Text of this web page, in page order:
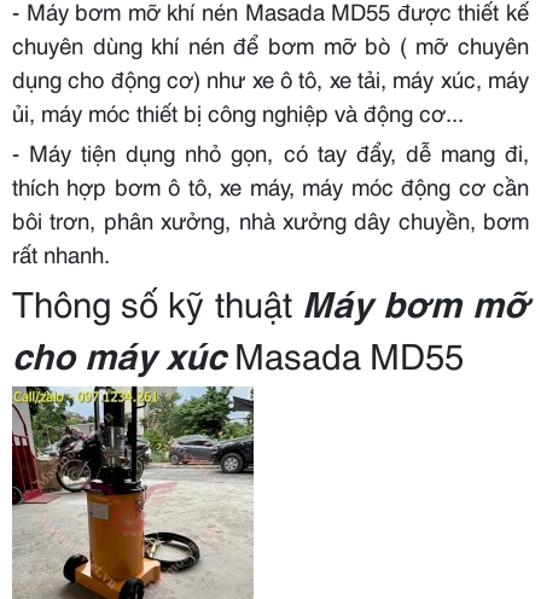
- Máy bơm mỡ khí nén Masada MD55 được thiết kế
chuyên dùng khí nén để bơm mỡ bò ( mỡ chuyên
dụng cho động cơ) như xe ô tô, xe tải, máy xúc, máy
ủi, máy móc thiết bị công nghiệp và động cơ...
- Máy tiện dụng nhỏ gọn, có tay đẩy, dễ mang đi,
thích hợp bơm ô tô, xe máy, máy móc động cơ cần
bôi trơn, phân xưởng, nhà xưởng dây chuyền, bơm
rất nhanh.
Thông số kỹ thuật Máy bơm mỡ
cho máy xúcMasada MD55